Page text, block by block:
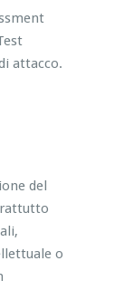
attacco.
del
o